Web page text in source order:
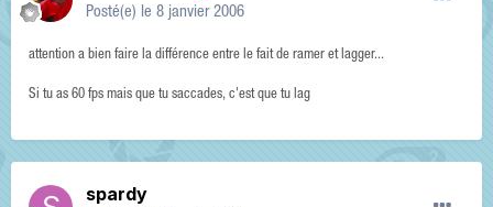
Posté(e) le 8 janvier 2006
attention a bien faire la différence entre le fait de ramer et lagger...
Si tu as 60 fps mais que tu saccades, c'est que tu lag
spardy